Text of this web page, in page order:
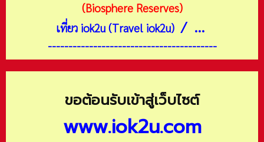
(Biosphere Reserves)
เที่ยว iok2u (Travel iok2u) / ...
-----------------------------------------
ขอต้อนรับเข้าสู่เว็บไซต์
www.iok2u.com